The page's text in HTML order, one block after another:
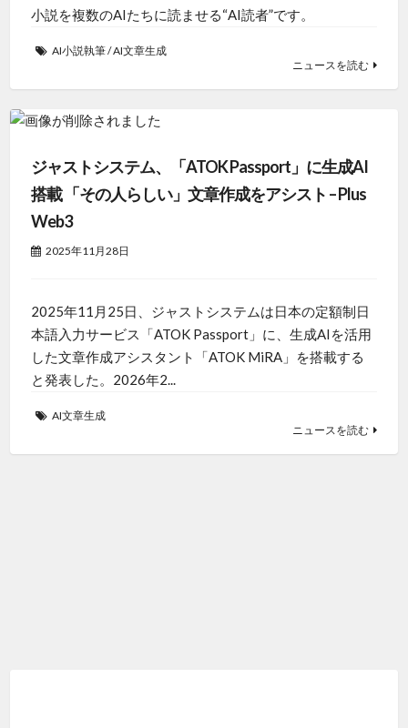
小説を複数のAIたちに読ませる“AI読者”です。
AI小説執筆/AI文章生成
ニュースを読む
ジャストシステム、「ATOK Passport」に生成AI
搭載 「その人らしい」文章作成をアシスト – Plus
Web3
2025年11月28日
2025年11月25日、ジャストシステムは日本の定額制日
本語入力サービス「ATOK Passport」に、生成AIを活用
した文章作成アシスタント「ATOK MiRA」を搭載する
と発表した。2026年2...
AI文章生成
ニュースを読む